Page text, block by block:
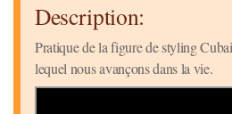
Description:
Pratique de la figure de styling
lequel nous avançons dans la vie.